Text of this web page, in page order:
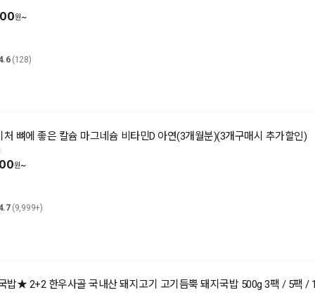
~
(128)
처 뼈에 좋은 칼슘 마그네슘 비타민D 아연(3개월분)(3개구매시 추가할인)
~
(9,999+)
밥★ 2+2 한우사골 국내산 돼지고기 고기듬뿍 돼지국밥 500g 3팩 / 5팩 /